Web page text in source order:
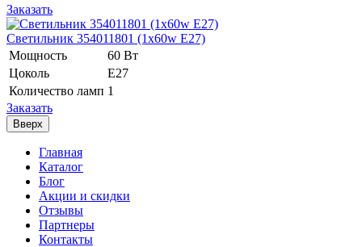
Заказать
Светильник 354011801 (1x60w E27)
Мощность
60 Вт
Цоколь
Е27
Количество ламп 1
Заказать
Вверх
Главная
Каталог
Блог
Акции и скидки
Отзывы
Партнеры
Контакты